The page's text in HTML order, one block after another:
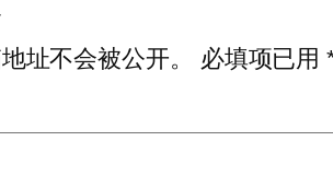
址不会被公开。
必填项已用